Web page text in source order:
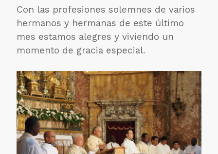
Con las profesiones solemnes de varios
hermanos y hermanas de este último
mes estamos alegres y viviendo un
momento de gracia especial.